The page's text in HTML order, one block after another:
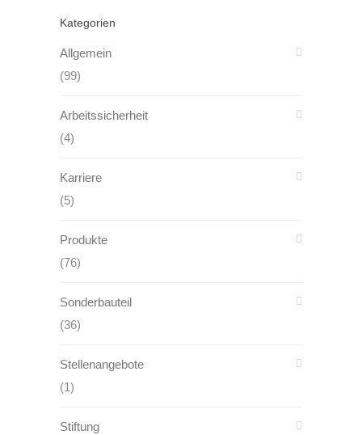
Kategorien
Allgemein
(99)
Arbeitssicherheit
(4)
Karriere
(5)
Produkte
(76)
Sonderbauteil
(36)
Stellenangebote
(1)
Stiftung